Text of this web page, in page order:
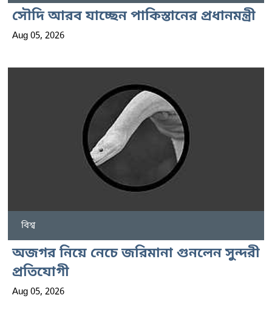
সৌদি আরব যাচ্ছেন পাকিস্তানের প্রধানমন্ত্রী
Aug 05, 2026
বিশ্ব
অজগর নিয়ে নেচে জরিমানা গুনলেন সুন্দরী
প্রতিযোগী
Aug 05, 2026